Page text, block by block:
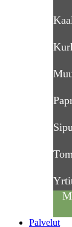
Palvelut